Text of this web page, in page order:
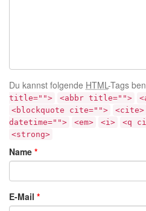
Du kannst folgende HTML-Tags
title="">
<abbr title="">
<blockquote cite="">
<cite>
datetime="">
<em> <i> <q
<strong>
Name *
E-Mail *